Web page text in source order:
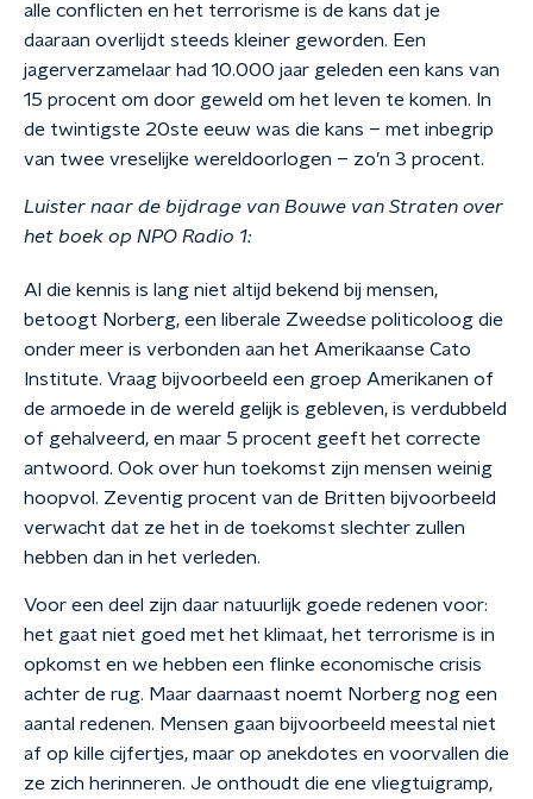
alle conflicten en het terrorisme is de kans dat je
daaraan overlijdt steeds kleiner geworden. Een
jagerverzamelaar had 10.000 jaar geleden een kans van
15 procent om door geweld om het leven te komen. In
de twintigste 20ste eeuw was die kans – met inbegrip
van twee vreselijke wereldoorlogen – zo’n 3 procent.
Luister naar de bijdrage van Bouwe van Straten over
het boek op NPO Radio 1:
Al die kennis is lang niet altijd bekend bij mensen,
betoogt Norberg, een liberale Zweedse politicoloog die
onder meer is verbonden aan het Amerikaanse Cato
Institute. Vraag bijvoorbeeld een groep Amerikanen of
de armoede in de wereld gelijk is gebleven, is verdubbeld
of gehalveerd, en maar 5 procent geeft het correcte
antwoord. Ook over hun toekomst zijn mensen weinig
hoopvol. Zeventig procent van de Britten bijvoorbeeld
verwacht dat ze het in de toekomst slechter zullen
hebben dan in het verleden.
Voor een deel zijn daar natuurlijk goede redenen voor:
het gaat niet goed met het klimaat, het terrorisme is in
opkomst en we hebben een flinke economische crisis
achter de rug. Maar daarnaast noemt Norberg nog een
aantal redenen. Mensen gaan bijvoorbeeld meestal niet
af op kille cijfertjes, maar op anekdotes en voorvallen die
ze zich herinneren. Je onthoudt die ene vliegtuigramp,